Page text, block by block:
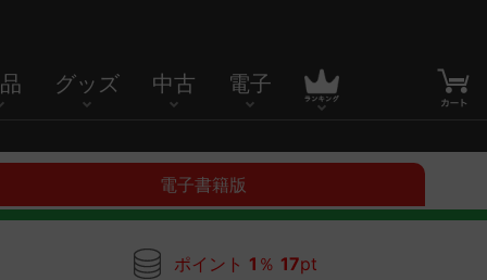
グッズ 中古 電子
電子書籍版
ポイント 1 ％ 17pt